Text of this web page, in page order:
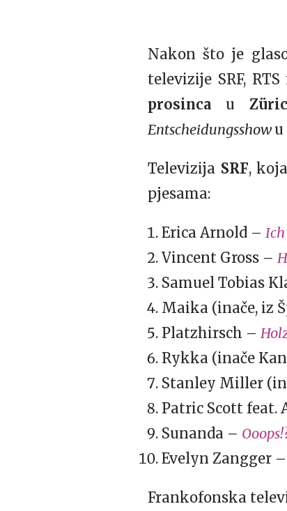
Nakon što je
televizije SRF,
prosinca u
Entscheidungsshow u
Televizija SRF,
pjesama:
Erica Arnold –
Vincent Gross –
Samuel Tobias
Maika (inače, iz
Platzhirsch –
Rykka (inače
Stanley Miller
Patric Scott feat.
Sunanda –
Evelyn Zangger –
Frankofonska